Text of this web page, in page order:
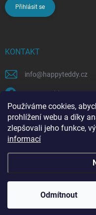
Používáme cookies,
prohlížení webu a díky
zlepšovali jeho funkce,
informací
Odmítnout
Přihlásit se
KONTAKT
info@happyteddy.cz
HappyTeddy
happyteddy.cz
Copyright 2026